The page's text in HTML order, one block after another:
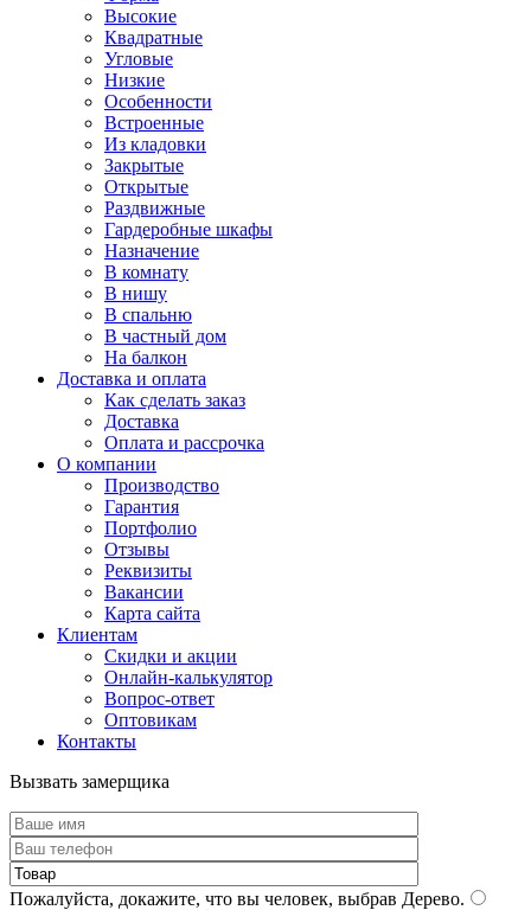
Высокие
Квадратные
Угловые
Низкие
Особенности
Встроенные
Из кладовки
Закрытые
Открытые
Раздвижные
Гардеробные шкафы
Назначение
В комнату
В нишу
В спальню
В частный дом
На балкон
Доставка и оплата
Как сделать заказ
Доставка
Оплата и рассрочка
О компании
Производство
Гарантия
Портфолио
Отзывы
Реквизиты
Вакансии
Карта сайта
Клиентам
Скидки и акции
Онлайн-калькулятор
Вопрос-ответ
Оптовикам
Контакты
Вызвать замерщика
Пожалуйста, докажите, что вы человек, выбрав Дерево.